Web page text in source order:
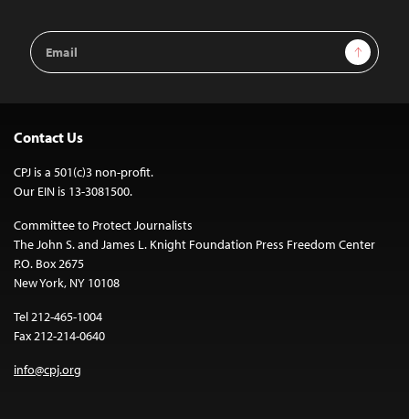
Email
Address
Sign Up
Contact Us
CPJ is a 501(c)3 non-profit.
Our EIN is 13-3081500.
Committee to Protect Journalists
The John S. and James L. Knight Foundation Press Freedom Center
P.O. Box 2675
New York, NY 10108
Tel 212-465-1004
Fax 212-214-0640
info@cpj.org